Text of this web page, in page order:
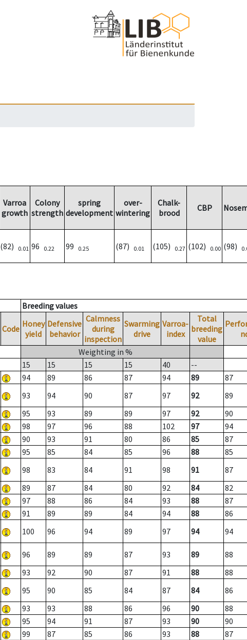
Varroa
growth
Colony
strength
spring
development
over-
wintering
Chalk-
brood
CBP
(82) 0.01 96 0.22 99 0.25 (87) 0.01 (105) 0.27 (102) 0.00 (98)
Breeding values
Code Honey
yield
Defensive
behavior
Calmness
during
inspection
Swarming
drive
Varroa-
index
Total
breeding
value
Weighting in %
15
15 15 15 40
--
94 89 86 87 94 89
87
93 94 90 87 97 92
89
95 93 89 89 97 92
90
98 97 96 88 102 97
94
90 93 91 80 86 85
87
95 85 84 85 96 88
85
98 83 84 91 98 91
87
89 87 84 80 92 84
82
97 88 86 84 93 88
87
91 89 89 84 94 88
86
100 96 94 89 97 94 94
96 89 89 87 93 89
88
93 92 90 87 91 88
88
95 90 85 84 87 84
86
93 93 88 86 96 90
88
95 94 91 87 93 90
90
99 87 85 86 93 88
87